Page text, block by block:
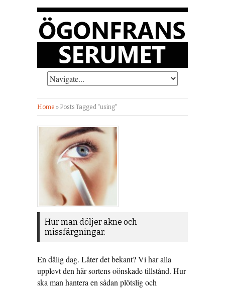
Home » Posts Tagged "using"
Hur man döljer akne och
missfärgningar.
En dålig dag. Låter det bekant? Vi har alla
upplevt den här sortens oönskade tillstånd. Hur
ska man hantera en sådan plötslig och